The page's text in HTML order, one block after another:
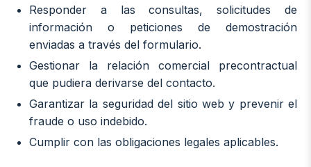
Responder a las consultas, solicitudes de
información o peticiones de demostración
enviadas a través del formulario.
Gestionar la relación comercial precontractual
que pudiera derivarse del contacto.
Garantizar la seguridad del sitio web y prevenir el
fraude o uso indebido.
Cumplir con las obligaciones legales aplicables.